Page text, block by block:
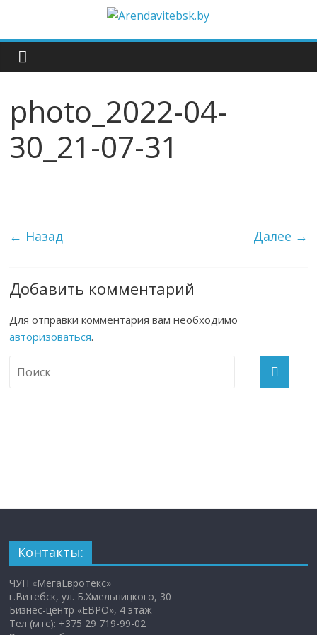
photo_2022-04-
30_21-07-31
← Назад Далее →
Добавить комментарий
Для отправки комментария вам необходимо
авторизоваться.
Контакты:
ЧУП «МегаЕвротекс»
г.Витебск, ул. Б.Хмельницкого, 30
Бизнес-центр «ЕВРО», 4 этаж
Тел (мтс): +375 29 719-99-02